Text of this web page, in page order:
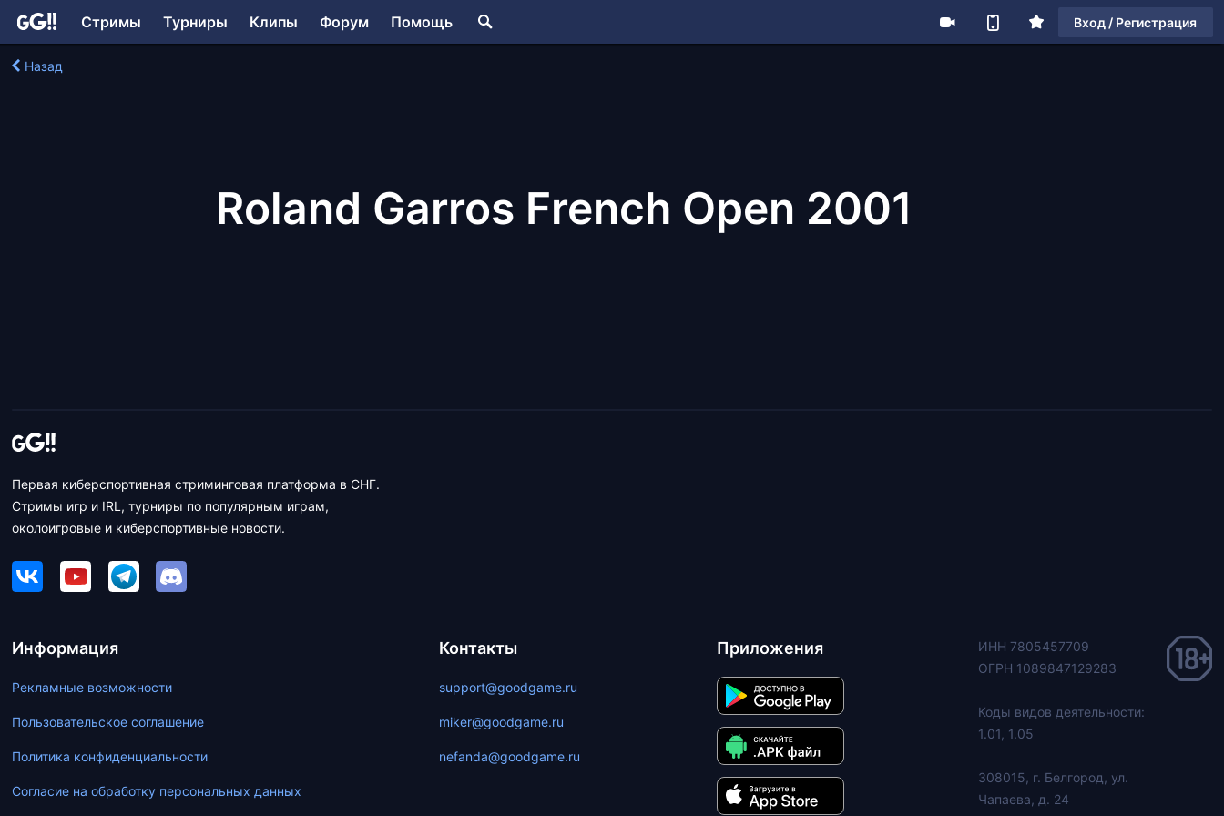
Стримы Турниры Клипы Форум Помощь Вход / Регистрация
Назад
Roland Garros French Open 2001
Первая киберспортивная стриминговая платформа в СНГ.
Стримы игр и IRL, турниры по популярным играм,
околоигровые и киберспортивные новости.
Информация
Рекламные возможности
Пользовательское соглашение
Политика конфиденциальности
Согласие на обработку персональных данных
Контакты
support@goodgame.ru
miker@goodgame.ru
nefanda@goodgame.ru
Приложения
ИНН 7805457709
ОГРН 1089847129283
Коды видов деятельности:
1.01, 1.05
308015, г. Белгород, ул.
Чапаева, д. 24